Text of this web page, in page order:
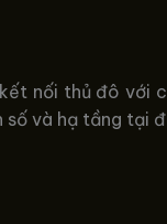
nối thủ đô với
và hạ tầng tại